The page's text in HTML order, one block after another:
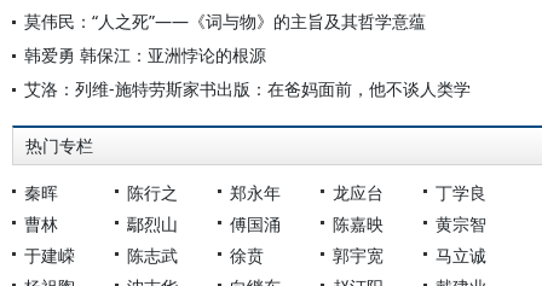
莫伟民：“人之死”——《词与物》的主旨及其哲学意蕴
韩爱勇 韩保江：亚洲悖论的根源
艾洛：列维-施特劳斯家书出版：在爸妈面前，他不谈人类学
热门专栏
秦晖 陈行之 郑永年 龙应台
丁学良
曹林
鄢烈山 傅国涌 陈嘉映
黄宗智
于建嵘
陈志武 徐贲 郭宇宽
马立诚